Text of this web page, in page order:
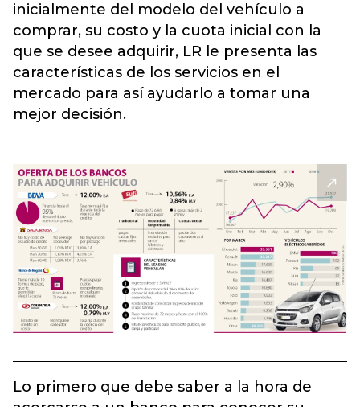
inicialmente del modelo del vehículo a
comprar, su costo y la cuota inicial con la
que se desee adquirir, LR le presenta las
características de los servicios en el
mercado para así ayudarlo a tomar una
mejor decisión.
Lo primero que debe saber a la hora de